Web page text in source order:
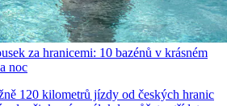
za hranicemi: 10 bazénů v krásném
noc
120 kilometrů jízdy od českých hranic